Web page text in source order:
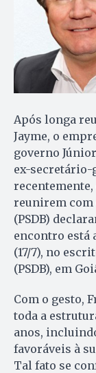
Após longa
Jayme, o
governo
ex-secretário-
recentemente,
reunirem
(PSDB)
encontro está
(17/7), no
(PSDB), em
Com o gesto,
toda a
anos,
favoráveis à
Tal fato se